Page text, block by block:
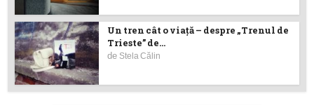
Un tren cât o viață – despre „Trenul de
Trieste” de...
de Stela Călin